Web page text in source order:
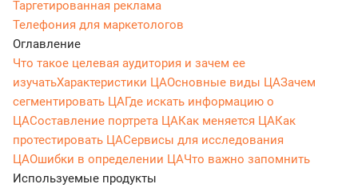
Таргетированная реклама
Телефония для маркетологов
Оглавление
Что такое целевая аудитория и зачем ее
изучатьХарактеристики ЦАОсновные виды ЦАЗачем
сегментировать ЦАГде искать информацию о
ЦАСоставление портрета ЦАКак меняется ЦАКак
протестировать ЦАСервисы для исследования
ЦАОшибки в определении ЦАЧто важно запомнить
Используемые продукты